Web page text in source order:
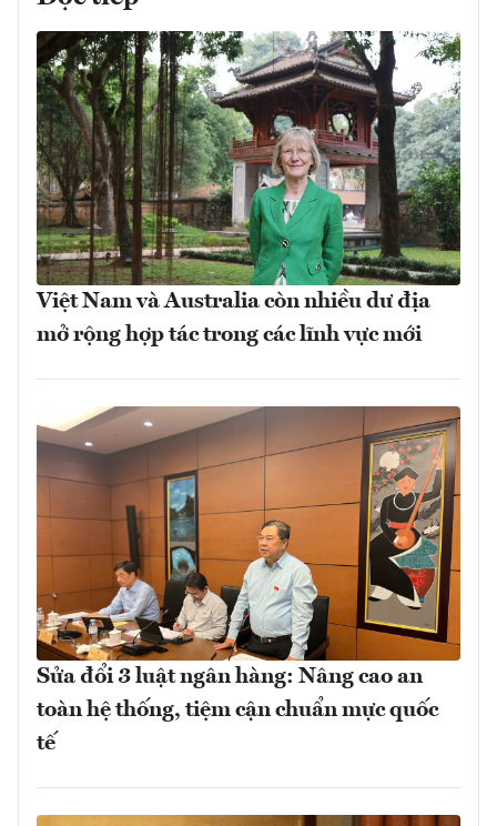
Việt Nam và Australia còn nhiều dư địa
mở rộng hợp tác trong các lĩnh vực mới
Sửa đổi 3 luật ngân hàng: Nâng cao an
toàn hệ thống, tiệm cận chuẩn mực quốc
tế